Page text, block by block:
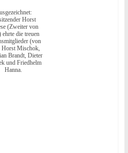
Horst
(Zweiter von
ehrte die treuen
(von
Horst Mischok,
Brandt, Dieter
und Friedhelm
Hanna.